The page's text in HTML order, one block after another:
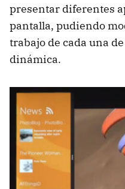
presentar diferentes
pantalla, pudiendo
trabajo de cada una
dinámica.